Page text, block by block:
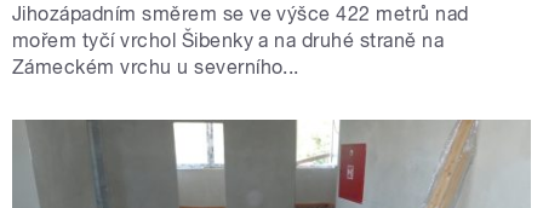
Jihozápadním směrem se ve výšce 422 metrů nad
mořem tyčí vrchol Šibenky a na druhé straně na
Zámeckém vrchu u severního...